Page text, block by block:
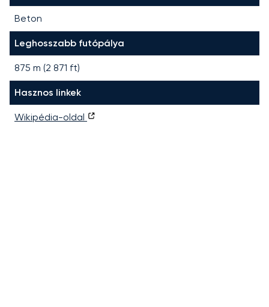
Beton
Leghosszabb futópálya
875 m (2 871 ft)
Hasznos linkek
Wikipédia-oldal